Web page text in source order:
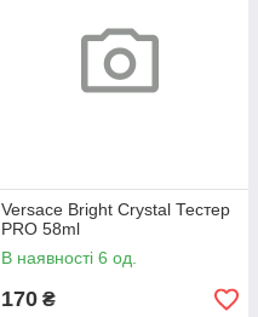
Versace Bright Crystal Тестер
PRO 58ml
В наявності 6 од.
170 ₴